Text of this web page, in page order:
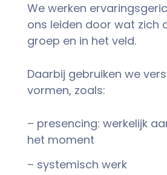
We werken
ons leiden door wat zich
groep en in het veld.
Daarbij gebruiken we
vormen, zoals:
– presencing: werkelijk
het moment
– systemisch werk